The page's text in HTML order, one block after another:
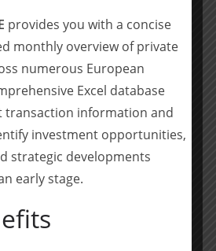
unserer Business Unit
begleiten wir unsere Kunden
M&A-Wertschöpfungskette.
von Bluemont Consulting
als 150 Transaktionen
: Commercial Due Diligence |
| Value Creation | Post-
: Geschäftsstrategieentwicklung
provides you with a concise
monthly overview of private
numerous European
Excel database
transaction information and
investment opportunities,
strategic developments
early stage.